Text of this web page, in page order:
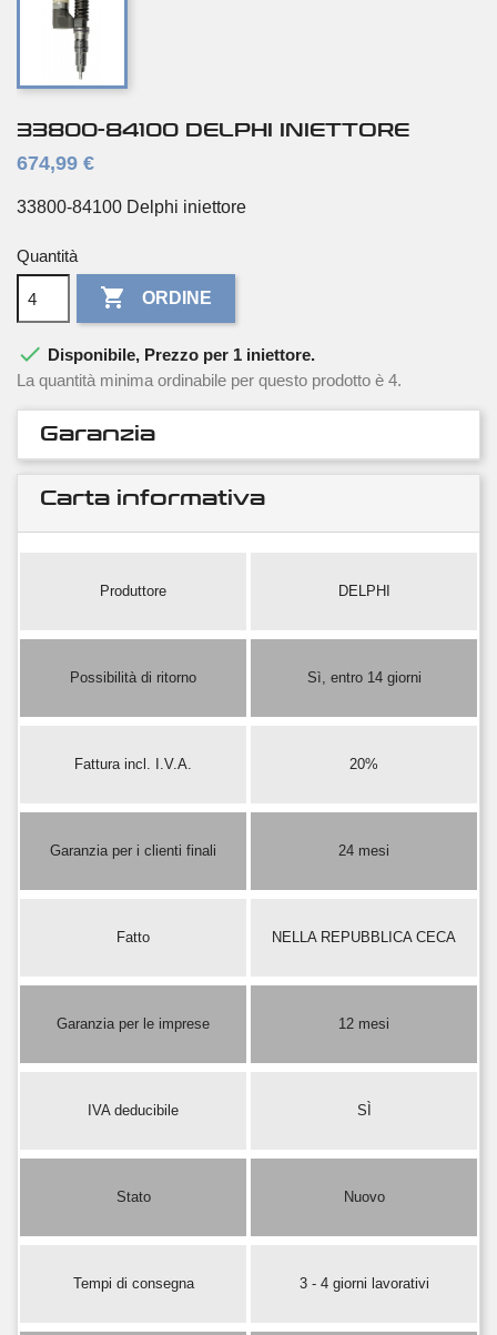
33800-84100 DELPHI INIETTORE
674,99 €
33800-84100 Delphi iniettore
Quantità
 ORDINE
 Disponibile, Prezzo per 1 iniettore.
La quantità minima ordinabile per questo prodotto è 4.
Garanzia
Carta informativa
Produttore DELPHI
Possibilità di ritorno Sì, entro 14 giorni
Fattura incl. I.V.A. 20%
Garanzia per i clienti finali 24 mesi
Fatto NELLA REPUBBLICA CECA
Garanzia per le imprese 12 mesi
IVA deducibile SÌ
Stato Nuovo
Tempi di consegna 3 - 4 giorni lavorativi